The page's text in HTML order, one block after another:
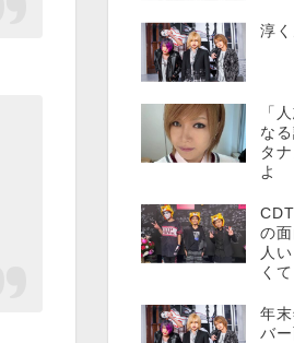
淳く
「
な
タ
よ
の
人
く
年
バ